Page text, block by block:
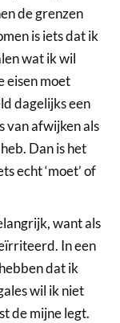
de grenzen
is iets dat ik
wat ik wil
eisen moet
dagelijks een
van afwijken als
Dan is het
echt ‘moet’ of
want als
In een
dat ik
wil ik niet
de mijne legt.